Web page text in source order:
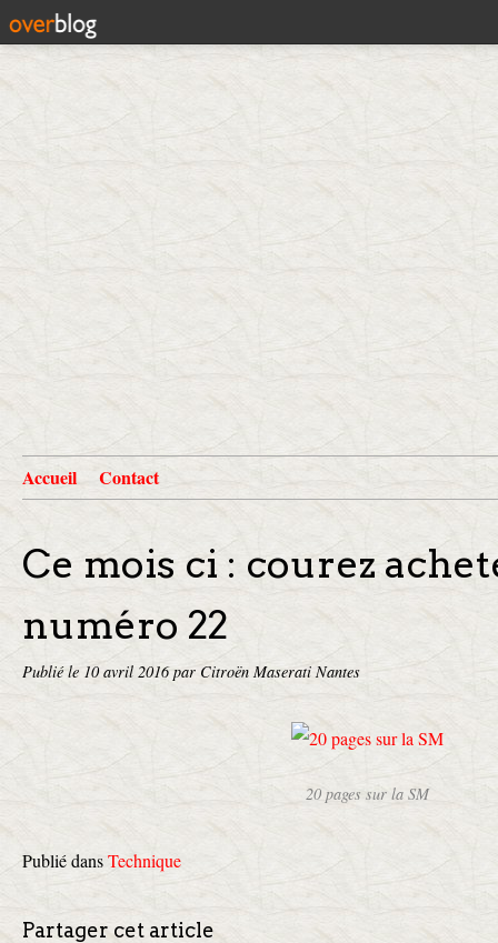
Accueil Contact
Ce mois ci : courez
numéro 22
Publié le 10 avril 2016par Citroën Maserati Nantes
20 pages sur la SM
Publié dansTechnique
Partager cet article